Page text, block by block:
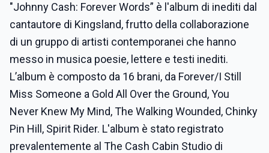
"Johnny Cash: Forever Words” è l'album di inediti dal
cantautore di Kingsland, frutto della collaborazione
di un gruppo di artisti contemporanei che hanno
messo in musica poesie, lettere e testi inediti.
L’album è composto da 16 brani, da Forever/I Still
Miss Someone a Gold All Over the Ground, You
Never Knew My Mind, The Walking Wounded, Chinky
Pin Hill, Spirit Rider. L'album è stato registrato
prevalentemente al The Cash Cabin Studio di